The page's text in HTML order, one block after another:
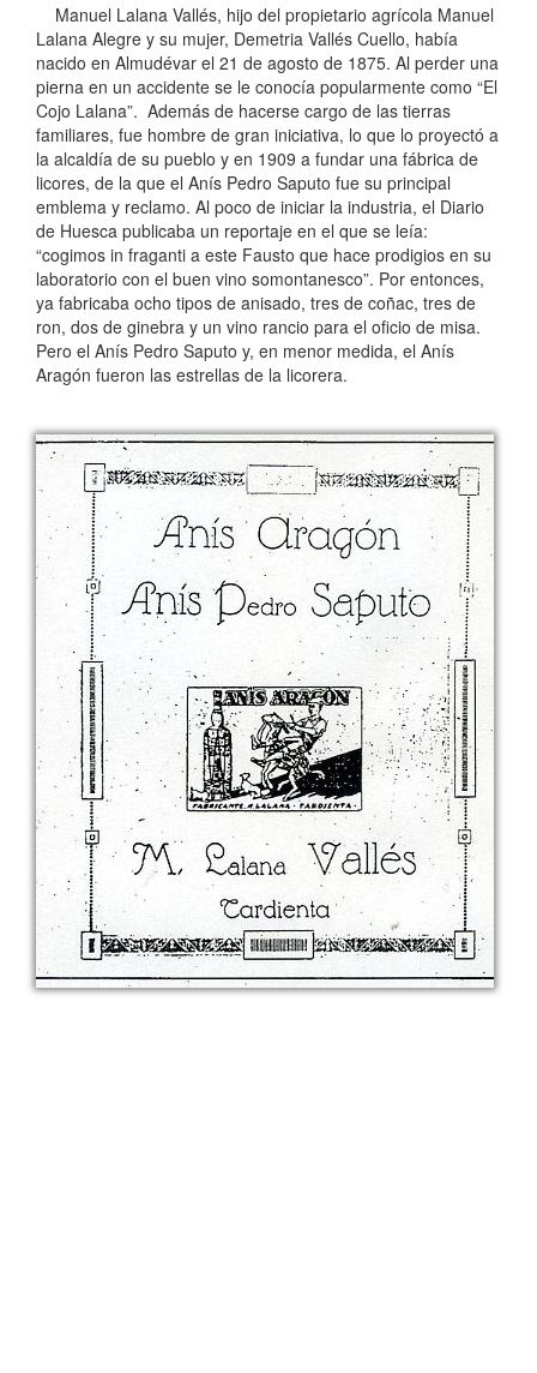
Manuel Lalana Vallés, hijo del propietario agrícola Manuel
Lalana Alegre y su mujer, Demetria Vallés Cuello, había
nacido en Almudévar el 21 de agosto de 1875. Al perder una
pierna en un accidente se le conocía popularmente como “El
Cojo Lalana”. Además de hacerse cargo de las tierras
familiares, fue hombre de gran iniciativa, lo que lo proyectó a
la alcaldía de su pueblo y en 1909 a fundar una fábrica de
licores, de la que el Anís Pedro Saputo fue su principal
emblema y reclamo. Al poco de iniciar la industria, el Diario
de Huesca publicaba un reportaje en el que se leía:
“cogimos in fraganti a este Fausto que hace prodigios en su
laboratorio con el buen vino somontanesco”. Por entonces,
ya fabricaba ocho tipos de anisado, tres de coñac, tres de
ron, dos de ginebra y un vino rancio para el oficio de misa.
Pero el Anís Pedro Saputo y, en menor medida, el Anís
Aragón fueron las estrellas de la licorera.